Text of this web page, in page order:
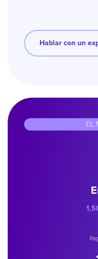
Hablar con un
EL